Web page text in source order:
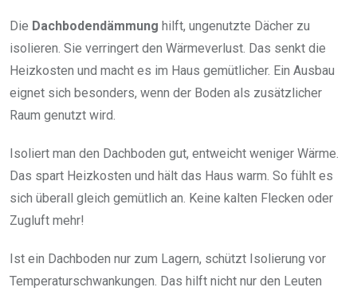
Die Dachbodendämmung hilft, ungenutzte Dächer zu
isolieren. Sie verringert den Wärmeverlust. Das senkt die
Heizkosten und macht es im Haus gemütlicher. Ein Ausbau
eignet sich besonders, wenn der Boden als zusätzlicher
Raum genutzt wird.
Isoliert man den Dachboden gut, entweicht weniger Wärme.
Das spart Heizkosten und hält das Haus warm. So fühlt es
sich überall gleich gemütlich an. Keine kalten Flecken oder
Zugluft mehr!
Ist ein Dachboden nur zum Lagern, schützt Isolierung vor
Temperaturschwankungen. Das hilft nicht nur den Leuten